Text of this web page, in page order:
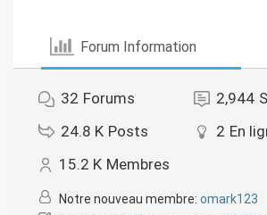
Forum Information
32 Forums 2,944
24.8 K Posts 2 En
15.2 K Membres
Notre nouveau membre: omark123